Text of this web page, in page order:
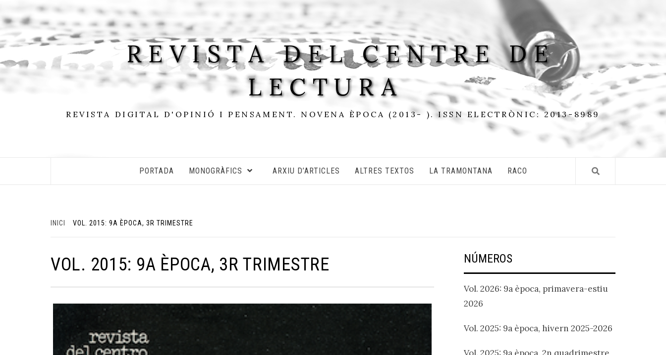
to
content
REVISTA DEL CENTRE DE
LECTURA
REVISTA DIGITAL D'OPINIÓ I PENSAMENT. NOVENA ÈPOCA (2013- ). ISSN ELECTRÒNIC: 2013-8989
PORTADA MONOGRÀFICS ARXIU D’ARTICLES ALTRES TEXTOS LA TRAMONTANA RACO
INICI VOL. 2015: 9A ÈPOCA, 3R TRIMESTRE
VOL. 2015: 9A ÈPOCA, 3R TRIMESTRE NÚMEROS
Vol. 2026: 9a època, primavera-estiu
2026
Vol. 2025: 9a època, hivern 2025-2026